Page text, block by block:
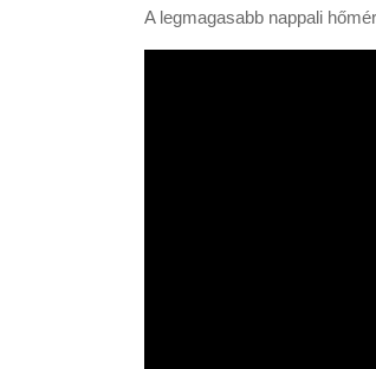
A legmagasabb nappali